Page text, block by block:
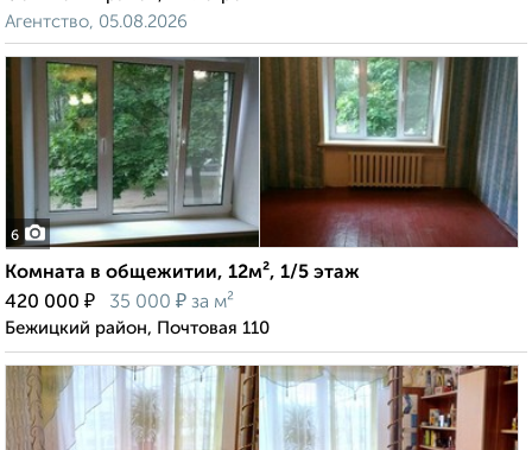
Агентство, 05.08.2026
6
Комната в общежитии, 12м², 1/5 этаж
420 000 ₽ 35 000 ₽ за м²
Бежицкий район, Почтовая 110